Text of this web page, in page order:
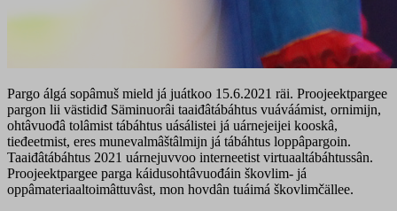
Pargo álgá sopâmuš mield já juátkoo 15.6.2021 räi. Proojeektpargee
pargon lii västidiđ Säminuorâi taaiđâtábáhtus vuáváámist, ornimijn,
ohtâvuođâ tolâmist tábáhtus uásálistei já uárnejeijei kooskâ,
tieđeetmist, eres munevalmâštâlmijn já tábáhtus loppâpargoin.
Taaiđâtábáhtus 2021 uárnejuvvoo interneetist virtuaaltábáhtussân.
Proojeektpargee parga káidusohtâvuođáin škovlim- já
oppâmateriaaltoimâttuvâst, mon hovdân tuáimá škovlimčällee.